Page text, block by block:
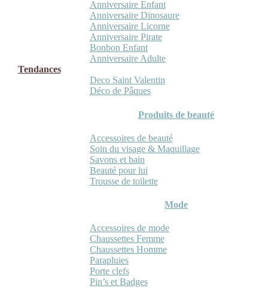
Anniversaire Enfant
Anniversaire Dinosaure
Anniversaire Licorne
Anniversaire Pirate
Bonbon Enfant
Anniversaire Adulte
Tendances
Deco Saint Valentin
Déco de Pâques
Produits de beauté
Accessoires de beauté
Soin du visage & Maquillage
Savons et bain
Beauté pour lui
Trousse de toilette
Mode
Accessoires de mode
Chaussettes Femme
Chaussettes Homme
Parapluies
Porte clefs
Pin’s et Badges